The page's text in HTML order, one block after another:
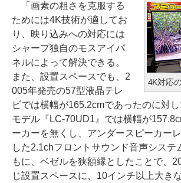
4K対応
「画素の粗さを克服する
ためには4K技術が適してお
り、映り込みへの対応には
シャープ独自のモスアイパ
ネルによって解決できる。
また、設置スペースでも、2
005年発売の57型液晶テレ
ビでは横幅が165.2cmであったのに対
モデル『LC-70UD1』では横幅が
ーカーを無くし、アンダースピーカー
した2.1chフロントサウンド音声システ
もに、ベゼルを狭額縁としたことで、
じ設置スペースに、10インチ以上大き